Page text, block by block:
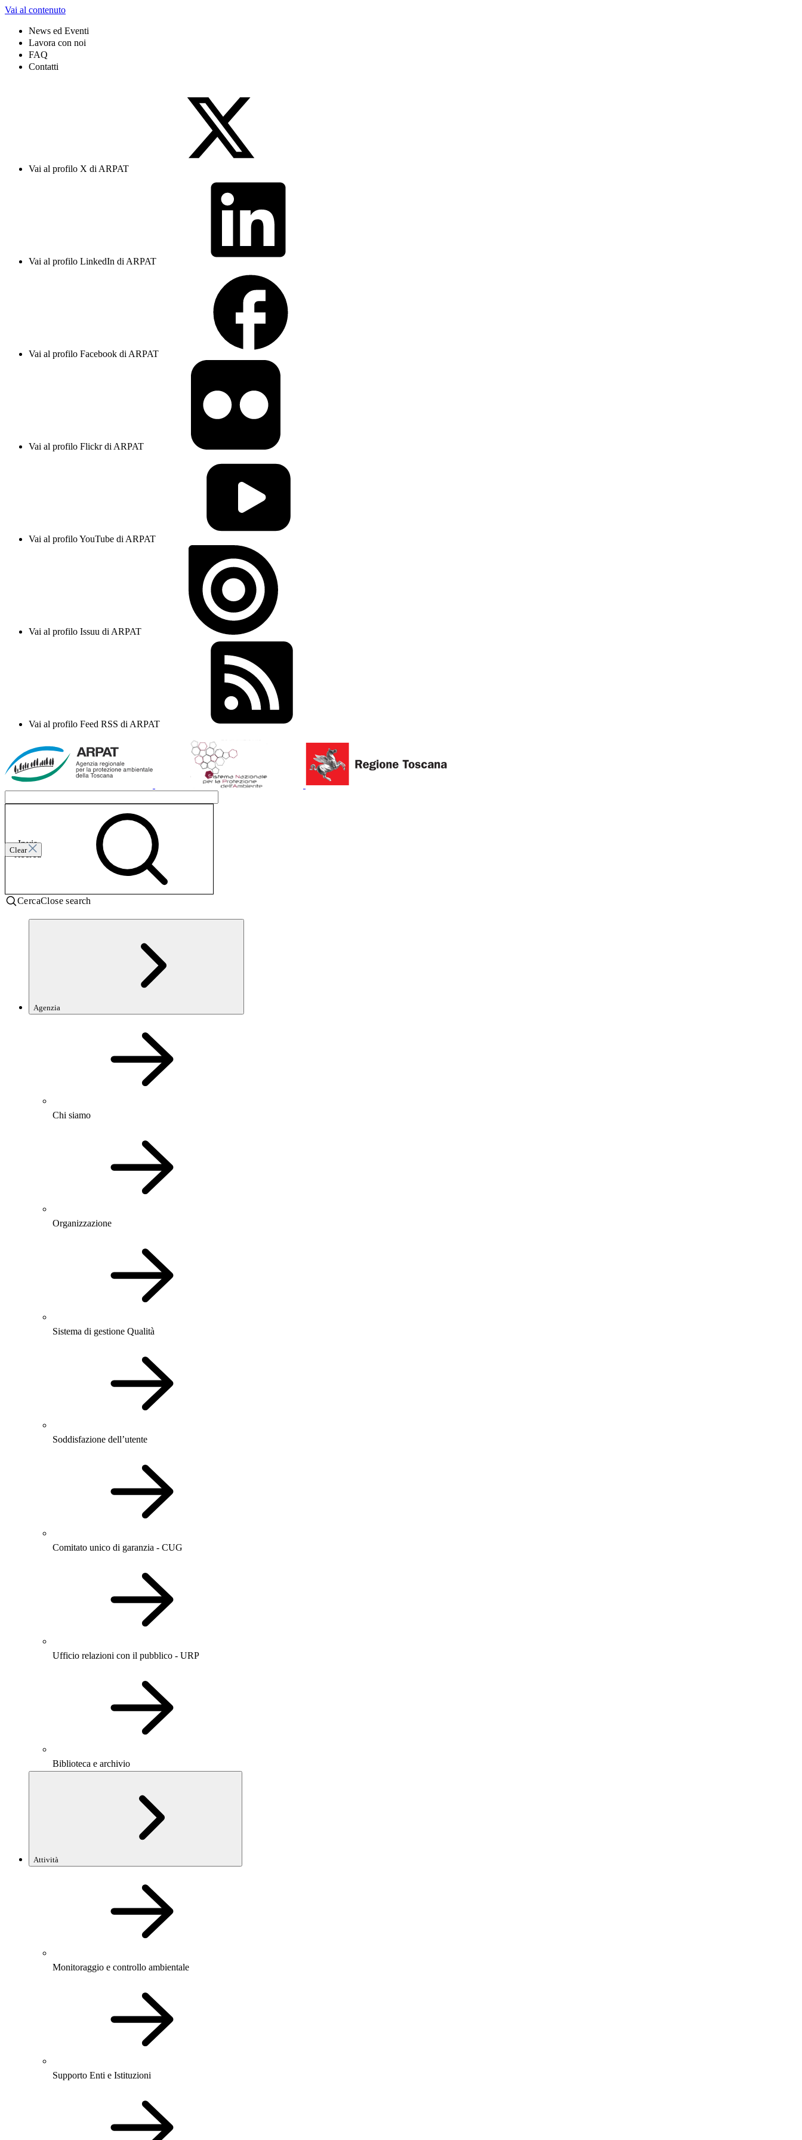
Vai al contenuto
News ed Eventi
Lavora con noi
FAQ
Contatti
Vai al profilo X di ARPAT
Vai al profilo LinkedIn di ARPAT
Vai al profilo Facebook di ARPAT
Vai al profilo Flickr di ARPAT
Vai al profilo YouTube di ARPAT
Vai al profilo Issuu di ARPAT
Vai al profilo Feed RSS di ARPAT
Clear
Invia
ricerca
CercaClose search
Agenzia
Chi siamo
Organizzazione
Sistema di gestione Qualità
Soddisfazione dell’utente
Comitato unico di garanzia - CUG
Ufficio relazioni con il pubblico - URP
Biblioteca e archivio
Attività
Monitoraggio e controllo ambientale
Supporto Enti e Istituzioni